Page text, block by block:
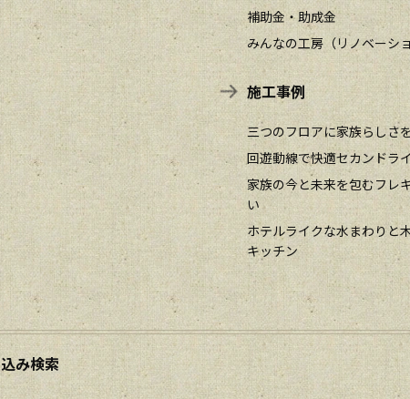
補助金・助成金
みんなの工房（リノベーシ
施工事例
三つのフロアに家族らしさ
回遊動線で快適セカンドラ
家族の今と未来を包むフレ
い
ホテルライクな水まわりと
キッチン
み検索